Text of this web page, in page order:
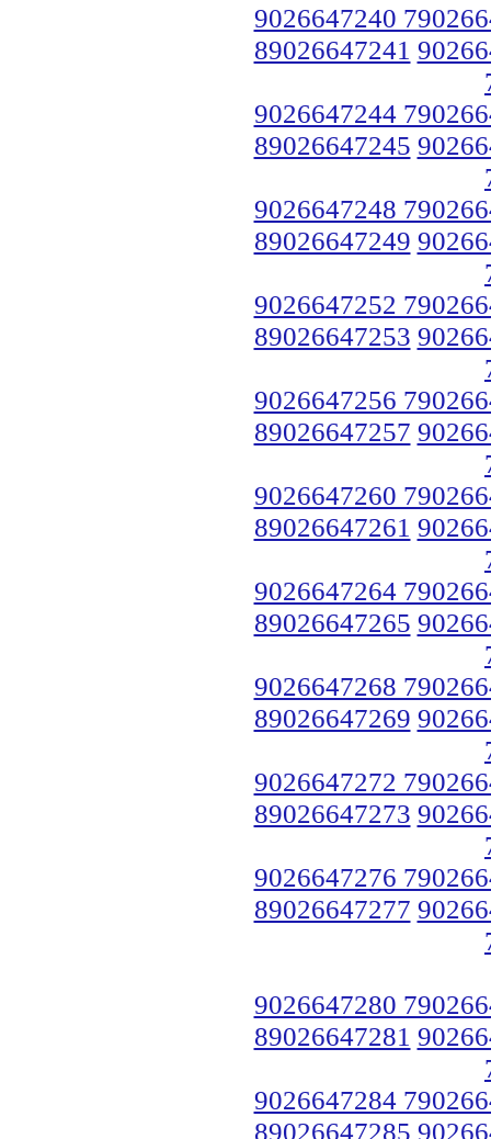
9026647240
89026647241
9026647244
89026647245
9026647248
89026647249
9026647252
89026647253
9026647256
89026647257
9026647260
89026647261
9026647264
89026647265
9026647268
89026647269
9026647272
89026647273
9026647276
89026647277
9026647280
89026647281
9026647284
89026647285